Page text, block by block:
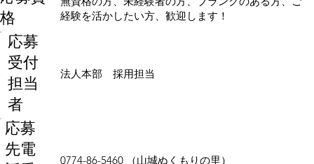
格
経験を活かしたい方、歓迎します！
応募
受付
担当
者
法人本部 採用担当
応募
先電
0774-86-5460 （山城ぬくもりの里）